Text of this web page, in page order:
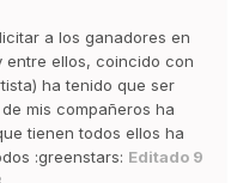
a los ganadores en
ellos, coincido con
ha tenido que ser
mis compañeros ha
tienen todos ellos ha
:greenstars: Editado 9